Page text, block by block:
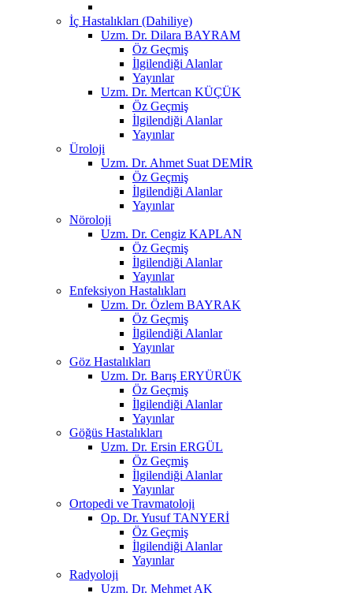
İç Hastalıkları (Dahiliye)
Uzm. Dr. Dilara BAYRAM
Öz Geçmiş
İlgilendiği Alanlar
Yayınlar
Uzm. Dr. Mertcan KÜÇÜK
Öz Geçmiş
İlgilendiği Alanlar
Yayınlar
Üroloji
Uzm. Dr. Ahmet Suat DEMİR
Öz Geçmiş
İlgilendiği Alanlar
Yayınlar
Nöroloji
Uzm. Dr. Cengiz KAPLAN
Öz Geçmiş
İlgilendiği Alanlar
Yayınlar
Enfeksiyon Hastalıkları
Uzm. Dr. Özlem BAYRAK
Öz Geçmiş
İlgilendiği Alanlar
Yayınlar
Göz Hastalıkları
Uzm. Dr. Barış ERYÜRÜK
Öz Geçmiş
İlgilendiği Alanlar
Yayınlar
Göğüs Hastalıkları
Uzm. Dr. Ersin ERGÜL
Öz Geçmiş
İlgilendiği Alanlar
Yayınlar
Ortopedi ve Travmatoloji
Op. Dr. Yusuf TANYERİ
Öz Geçmiş
İlgilendiği Alanlar
Yayınlar
Radyoloji
Uzm. Dr. Mehmet AK